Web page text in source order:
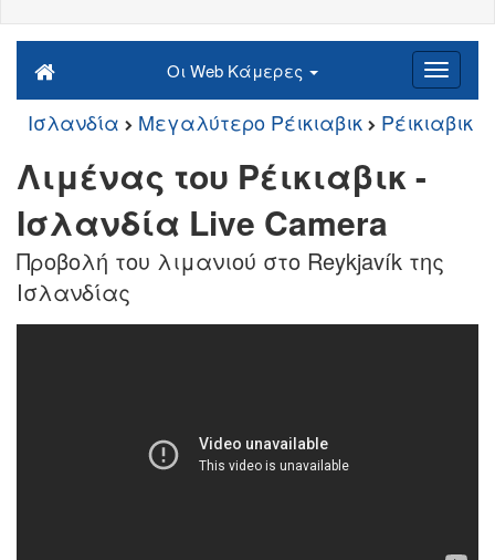
Οι Web Κάμερες
Ισλανδία Μεγαλύτερο Ρέικιαβικ Ρέικιαβικ
Λιμένας του Ρέικιαβικ -
Ισλανδία Live Camera
Προβολή του λιμανιού στο Reykjavík της
Ισλανδίας